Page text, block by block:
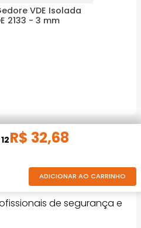
VDE Isolada
2133 - 3 mm
R$ 32,68
ADICIONAR AO CARRINHO
de segurança e